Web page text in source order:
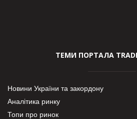
ТЕМИ ПОРТАЛА
Новини України та закордону
Аналітика ринку
Топи про ринок